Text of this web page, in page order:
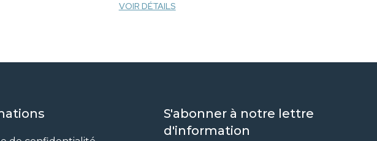
VOIR DÉTAILS
S'abonner à notre lettre
d'information